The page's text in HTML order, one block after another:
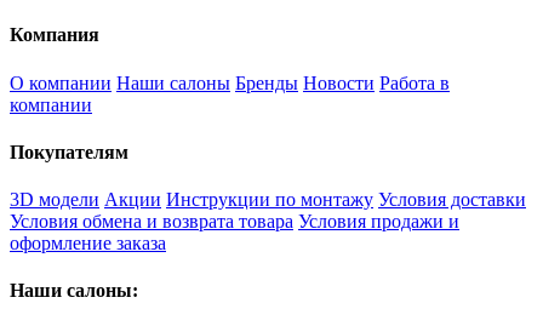
Компания
О компании Наши салоны Бренды Новости Работа в
компании
Покупателям
3D модели Акции Инструкции по монтажу Условия доставки
Условия обмена и возврата товара Условия продажи и
оформление заказа
Наши салоны: